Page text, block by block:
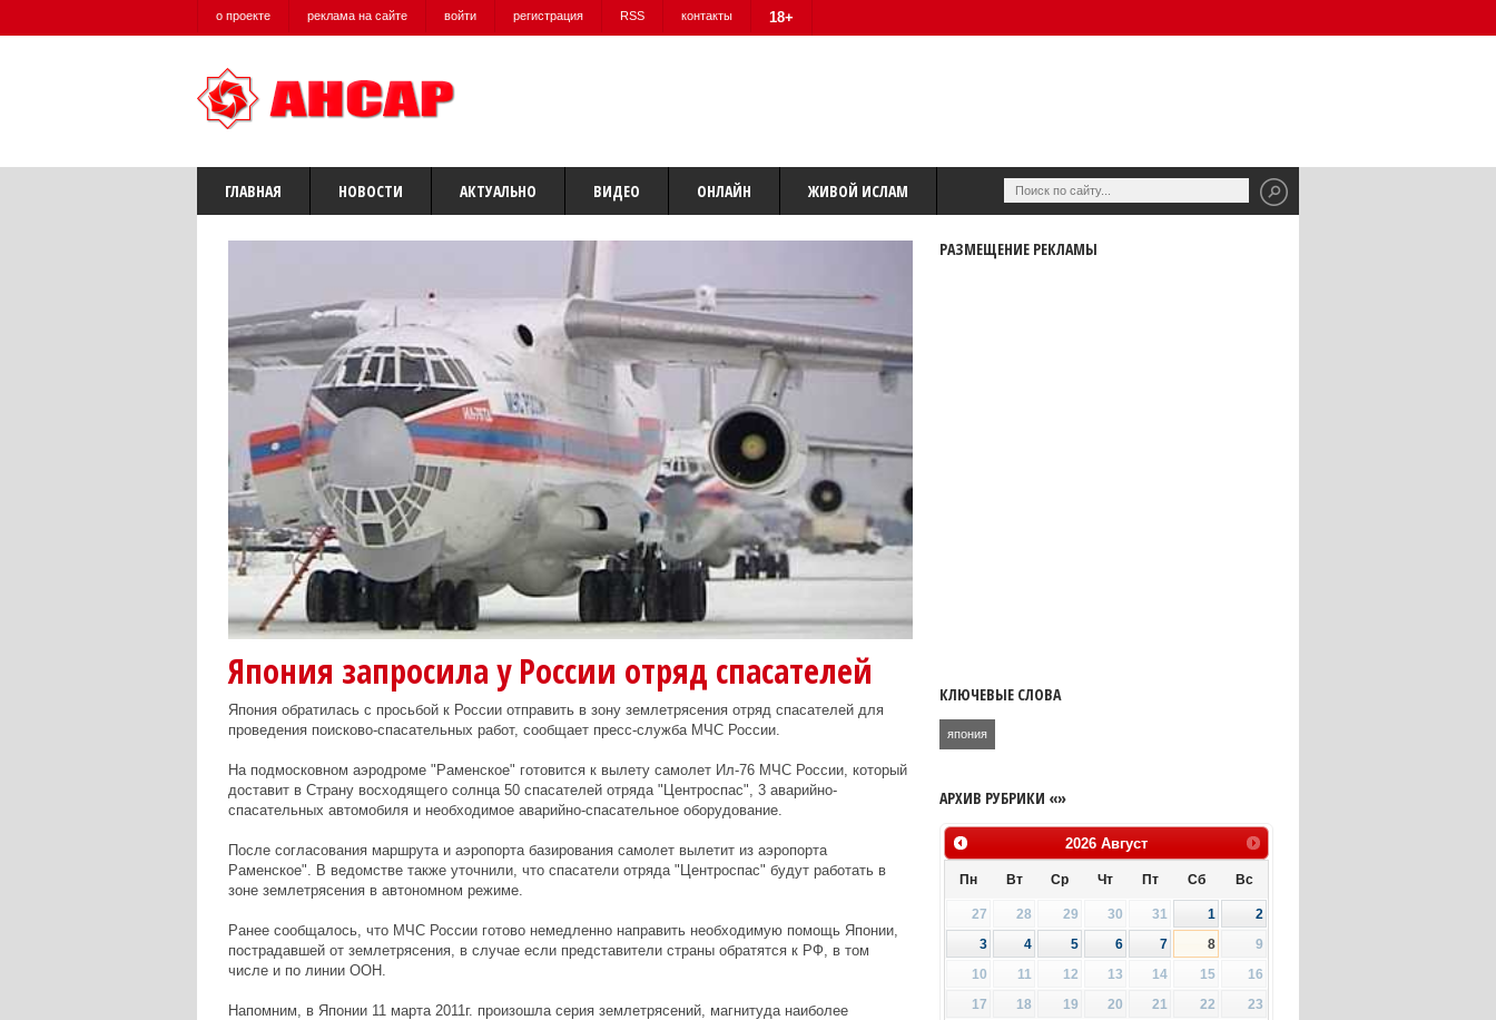
о проекте реклама на сайте войти регистрация RSS контакты 18+
ГЛАВНАЯ НОВОСТИ АКТУАЛЬНО ВИДЕО ОНЛАЙН ЖИВОЙ ИСЛАМ
Япония запросила у России отряд спасателей
Япония обратилась с просьбой к России отправить в зону землетрясения отряд спасателей для
проведения поисково-спасательных работ, сообщает пресс-служба МЧС России.
На подмосковном аэродроме "Раменское" готовится к вылету самолет Ил-76 МЧС России, который
доставит в Страну восходящего солнца 50 спасателей отряда "Центроспас", 3 аварийно-
спасательных автомобиля и необходимое аварийно-спасательное оборудование.
После согласования маршрута и аэропорта базирования самолет вылетит из аэропорта
Раменское". В ведомстве также уточнили, что спасатели отряда "Центроспас" будут работать в
зоне землетрясения в автономном режиме.
Ранее сообщалось, что МЧС России готово немедленно направить необходимую помощь Японии,
пострадавшей от землетрясения, в случае если представители страны обратятся к РФ, в том
числе и по линии ООН.
Напомним, в Японии 11 марта 2011г. произошла серия землетрясений, магнитуда наиболее
РАЗМЕЩЕНИЕ РЕКЛАМЫ
КЛЮЧЕВЫЕ СЛОВА
япония
АРХИВ РУБРИКИ «»
2026 Август
Пн Вт Ср Чт Пт Сб Вс
27 28 29 30 31 1
2
3
4 5 6 7 8
9
10
11 12 13 14 15
16
17
18 19 20 21 22
23